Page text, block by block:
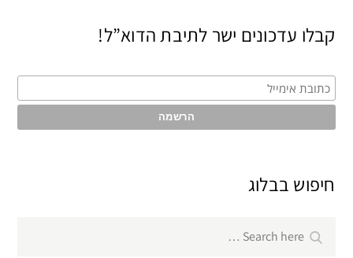
קבלו עדכונים ישר לתיבת הדוא”ל!
חיפוש בבלוג
for:
Search